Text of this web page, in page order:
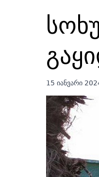
15 იანვარი